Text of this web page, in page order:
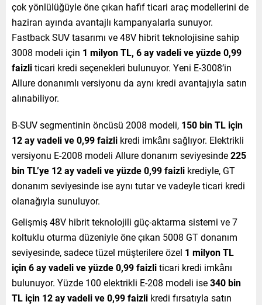
çok yönlülüğüyle öne çıkan hafif ticari araç modellerini de
haziran ayında avantajlı kampanyalarla sunuyor.
Fastback SUV tasarımı ve 48V hibrit teknolojisine sahip
3008 modeli için 1 milyon TL, 6 ay vadeli ve yüzde 0,99
faizliticari kredi seçenekleri bulunuyor. Yeni E-3008’in
Allure donanımlı versiyonu da aynı kredi avantajıyla satın
alınabiliyor.
B-SUV segmentinin öncüsü 2008 modeli, 150 bin TL için
12 ay vadeli ve 0,99 faizli kredi imkânı sağlıyor. Elektrikli
versiyonu E-2008 modeli Allure donanım seviyesinde225
bin TL’ye 12 ay vadeli ve yüzde 0,99 faizli krediyle, GT
donanım seviyesinde ise aynı tutar ve vadeyle ticari kredi
olanağıyla sunuluyor.
Gelişmiş 48V hibrit teknolojili güç-aktarma sistemi ve 7
koltuklu oturma düzeniyle öne çıkan 5008 GT donanım
seviyesinde, sadece tüzel müşterilere özel 1 milyon TL
için 6 ay vadeli ve yüzde 0,99 faizliticari kredi imkânı
bulunuyor. Yüzde 100 elektrikli E-208 modeli ise340 bin
TL için 12 ay vadeli ve 0,99 faizli kredi fırsatıyla satın